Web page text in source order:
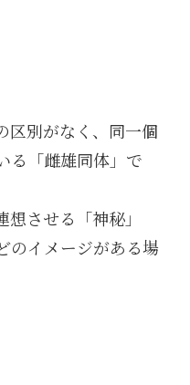
区別がなく、同一個
る「雌雄同体」で
させる「神秘」
のイメージがある場